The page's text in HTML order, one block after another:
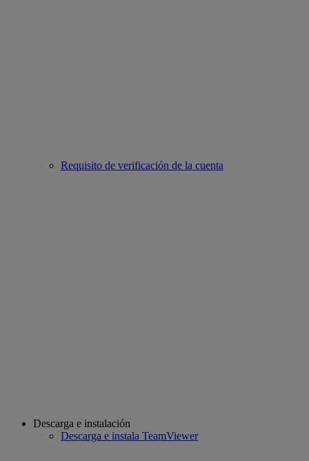
Requisito de verificación de la cuenta
Descarga e instalación
Descarga e instala TeamViewer